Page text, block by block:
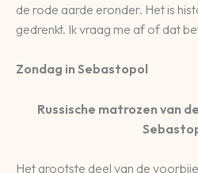
de rode aarde eronder. Het is
gedrenkt. Ik vraag me af of dat
Zondag in Sebastopol
Russische matrozen van
Het grootste deel van de